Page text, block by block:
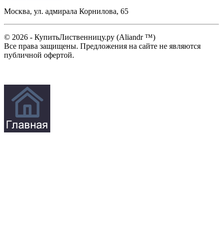
Москва, ул. адмирала Корнилова, 65
© 2026 - КупитьЛиственницу.ру (Aliandr ™)
Все права защищены. Предложения на сайте не являются
публичной офертой.